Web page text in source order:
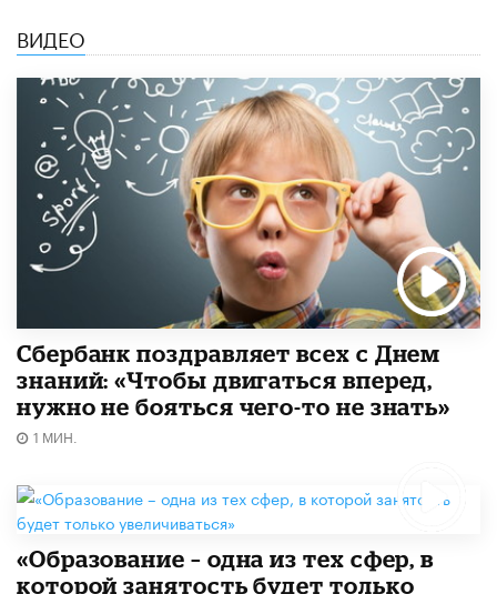
ВИДЕО
Сбербанк поздравляет всех с Днем
знаний: «Чтобы двигаться вперед,
нужно не бояться чего-то не знать»
1 МИН.
«Образование – одна из тех сфер, в
которой занятость будет только